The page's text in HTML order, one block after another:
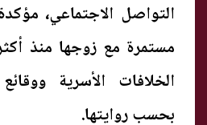
التواصل الاجتماعي،
مستمرة مع زوجها منذ
الخلافات الأسرية
بحسب روايتها.